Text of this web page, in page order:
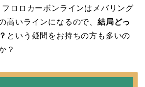
ロロカーボンラインはメバリング
高いラインになるので、 結局どっ
という疑問をお持ちの方も多いの
？